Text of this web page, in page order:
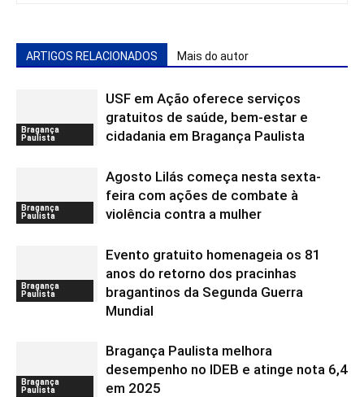
ARTIGOS RELACIONADOS Mais do autor
Bragança
Paulista
USF em Ação oferece serviços
gratuitos de saúde, bem-estar e
cidadania em Bragança Paulista
Bragança
Paulista
Agosto Lilás começa nesta sexta-
feira com ações de combate à
violência contra a mulher
Bragança
Paulista
Evento gratuito homenageia os 81
anos do retorno dos pracinhas
bragantinos da Segunda Guerra
Mundial
Bragança
Paulista
Bragança Paulista melhora
desempenho no IDEB e atinge nota 6,4
em 2025